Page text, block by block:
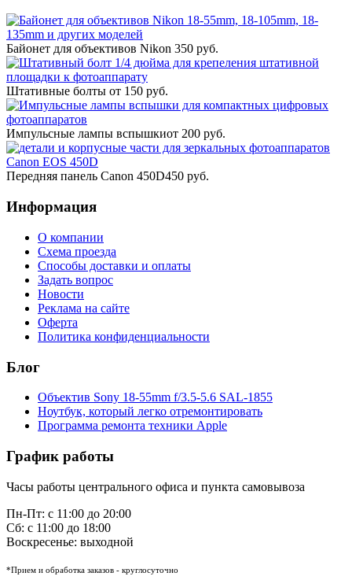
Байонет для объективов Nikon 350 руб.
Штативные болты от 150 руб.
Импульсные лампы вспышкиот 200 руб.
Передняя панель Canon 450D450 руб.
Информация
О компании
Схема проезда
Способы доставки и оплаты
Задать вопрос
Новости
Реклама на сайте
Оферта
Политика конфиденциальности
Блог
Объектив Sony 18-55mm f/3.5-5.6 SAL-1855
Ноутбук, который легко отремонтировать
Программа ремонта техники Apple
График работы
Часы работы центрального офиса и пункта самовывоза
Пн-Пт: с 11:00 до 20:00
Сб: с 11:00 до 18:00
Воскресенье: выходной
*Прием и обработка заказов - круглосуточно